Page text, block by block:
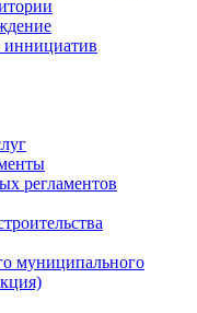
регламентов
муниципального